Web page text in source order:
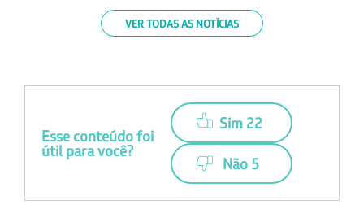
VER TODAS AS NOTÍCIAS
Esse conteúdo foi
útil para você?
Sim 22
Não 5